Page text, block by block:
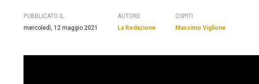
PUBBLICATO IL
mercoledì, 12 maggio 2021
AUTORE
La Redazione
OSPITI
Massimo Viglione